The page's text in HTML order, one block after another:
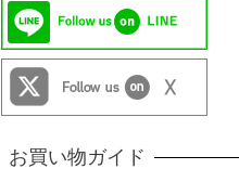
お買い物ガイド